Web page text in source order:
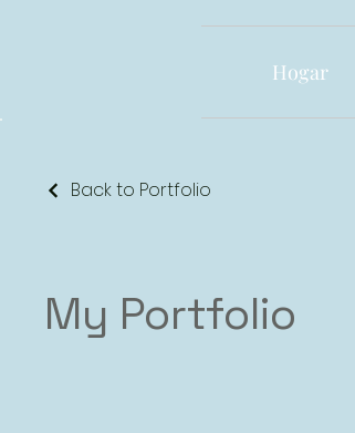
Hogar
Back to Portfolio
My Portfolio